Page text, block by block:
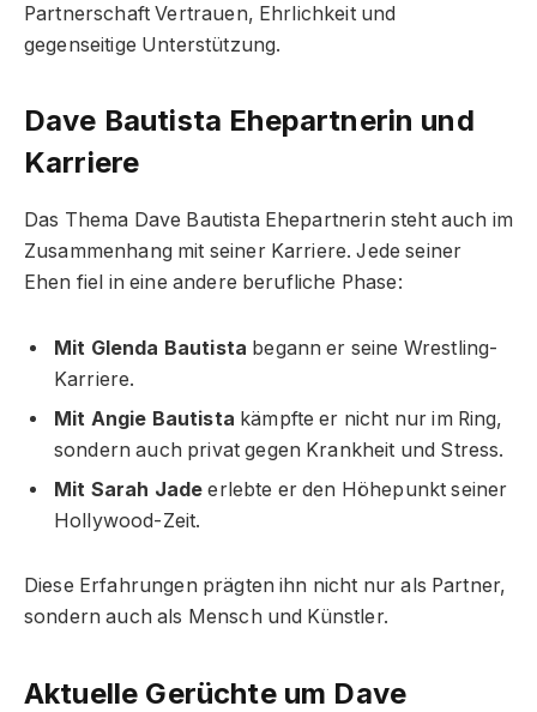
Partnerschaft Vertrauen, Ehrlichkeit und
gegenseitige Unterstützung.
Dave Bautista Ehepartnerin und
Karriere
Das Thema Dave Bautista Ehepartnerin steht auch im
Zusammenhang mit seiner Karriere. Jede seiner
Ehen fiel in eine andere berufliche Phase:
Mit Glenda Bautista begann er seine Wrestling-
Karriere.
Mit Angie Bautista kämpfte er nicht nur im Ring,
sondern auch privat gegen Krankheit und Stress.
Mit Sarah Jade erlebte er den Höhepunkt seiner
Hollywood-Zeit.
Diese Erfahrungen prägten ihn nicht nur als Partner,
sondern auch als Mensch und Künstler.
Aktuelle Gerüchte um Dave